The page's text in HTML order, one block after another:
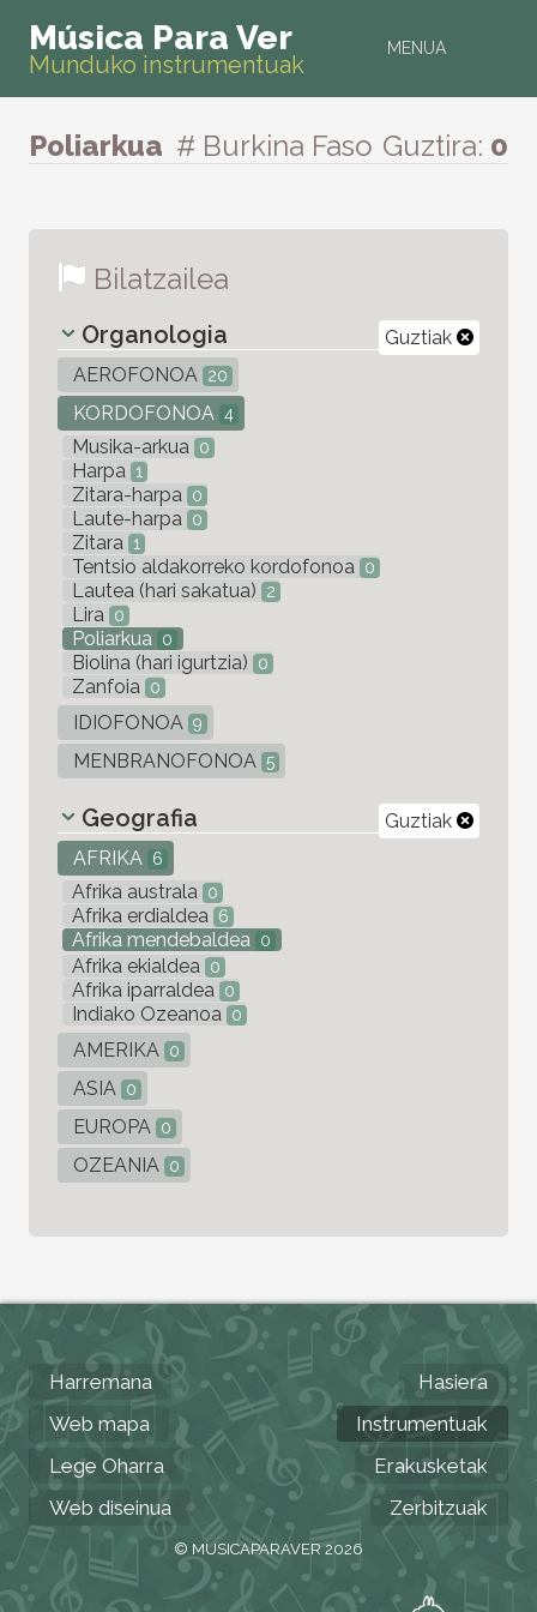
MENUA
Música Para Ver
Munduko instrumentuak
Poliarkua # Burkina Faso Guztira: 0
Bilatzailea
Guztiak
Organologia
AEROFONOA 20
KORDOFONOA 4
Musika-arkua 0
Harpa 1
Zitara-harpa 0
Laute-harpa 0
Zitara 1
Tentsio aldakorreko kordofonoa 0
Lautea (hari sakatua) 2
Lira 0
Poliarkua 0
Biolina (hari igurtzia) 0
Zanfoia 0
IDIOFONOA 9
MENBRANOFONOA 5
Guztiak
Geografia
AFRIKA 6
Afrika australa 0
Afrika erdialdea 6
Afrika mendebaldea 0
Afrika ekialdea 0
Afrika iparraldea 0
Indiako Ozeanoa 0
AMERIKA 0
ASIA 0
EUROPA 0
OZEANIA 0
Harremana
Web mapa
Lege Oharra
Web diseinua
Hasiera
Instrumentuak
Erakusketak
Zerbitzuak
© MUSICAPARAVER 2026